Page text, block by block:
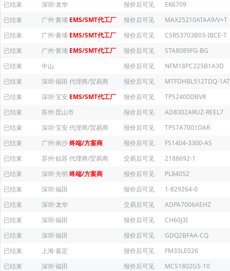
已结束
深圳·龙华 报价后可见
EK6709
已结束
广州·黄埔 EMS/SMT代工厂 报价后可见
MAX25210ATAA9/V+T
已结束
广州·黄埔 EMS/SMT代工厂 报价后可见
CSRS3703B03-IBCE-T
已结束
广州·黄埔 EMS/SMT代工厂 报价后可见
STA8089FG-BG
已结束
中山 报价后可见
NFM18PC225B1A3D
已结束
深圳·福田 代理商/贸易商 报价后可见
MTFDHBL512TDQ-
已结束
深圳·宝安 EMS/SMT代工厂 报价后可见
TPS2400DBVR
已结束
苏州·昆山市 报价后可见
AD8302ARUZ-REEL7
已结束
深圳·宝安 代理商/贸易商 报价后可见
TPS7A7001DAR
已结束
广州·南沙终端/方案商 报价后可见
FS1404-3300-AS
已结束
苏州·姑苏代理商/贸易商 交易后可见
2188692-1
已结束
深圳·光明 终端/方案商 报价后可见
PL84052
已结束
深圳·福田 报价后可见
1-829264-0
已结束
深圳·龙华 交易后可见
ADPA7006AEHZ
已结束
深圳·福田 报价后可见
CH60J3I
已结束
深圳·福田 报价后可见
GDQ2BFAA-CQ
已结束
上海·嘉定 报价后可见
FM33LE026
已结束
深圳·福田 报价后可见
MCS1802GS-10